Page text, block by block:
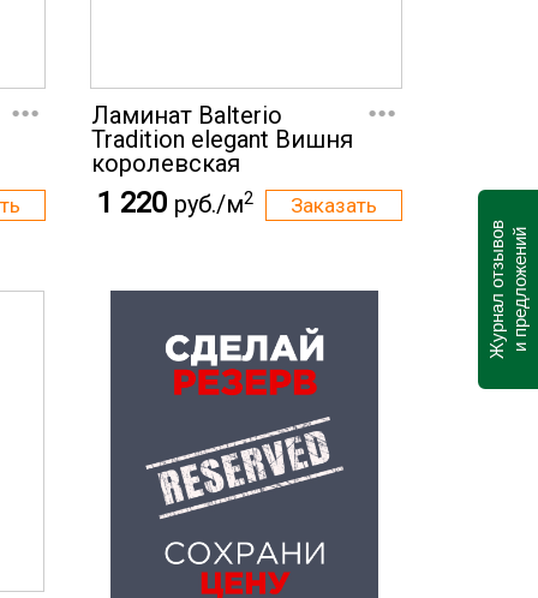
...
Ламинат Balterio
Tradition elegant Вишня
королевская
...
1 220 руб./м2
Журнал отзывови предложений